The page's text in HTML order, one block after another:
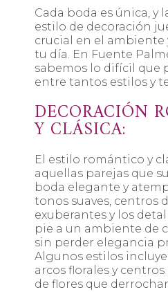
Cada boda es única, y
estilo de decoración
crucial en el ambiente
tu día. En Fuente
sabemos lo difícil que
entre tantos estilos y
DECORACIÓN
Y CLÁSICA:
El estilo romántico y
aquellas parejas que
boda elegante y
tonos suaves, centros
exuberantes y los
pie a un ambiente de
sin perder elegancia
Algunos estilos
arcos florales y
de flores que